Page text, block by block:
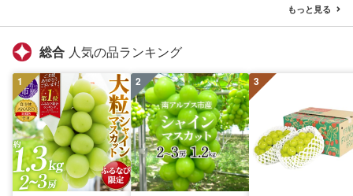
漬魚 新鮮 小分け 人気返
酒のあて 家計応援
南 藤沢
もっと見る
総合 人気の品ランキング
1 2 3